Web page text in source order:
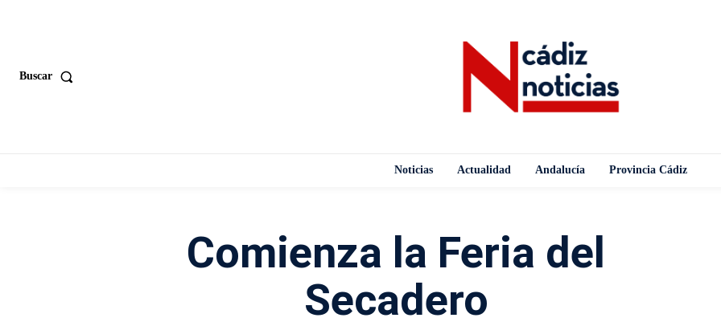
Buscar
Noticias Actualidad Andalucía Provincia Cádiz
Comienza la Feria del
Secadero